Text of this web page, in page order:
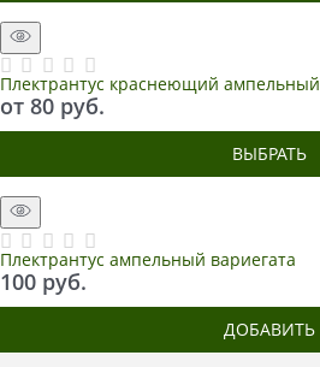
Плектрантус краснеющий ампельный
от 80 руб.
ВЫБРАТЬ
Плектрантус ампельный вариегата
100 руб.
ДОБАВИТЬ